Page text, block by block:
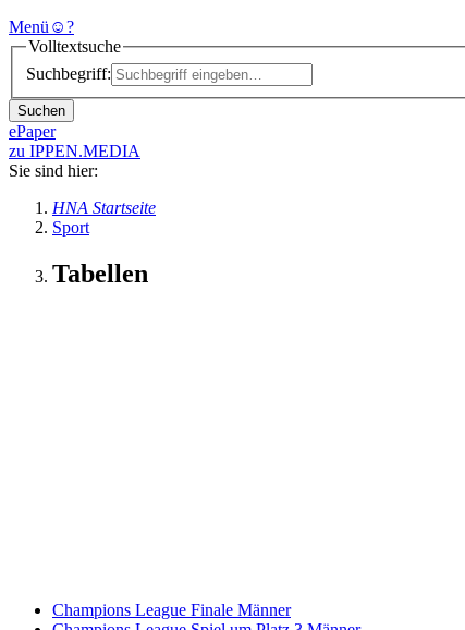
Menü ☺?
Volltextsuche
Suchbegriff:
Suchen
ePaper
zu IPPEN.MEDIA
Sie sind hier:
HNA Startseite
Sport
Tabellen
Champions League Finale Männer